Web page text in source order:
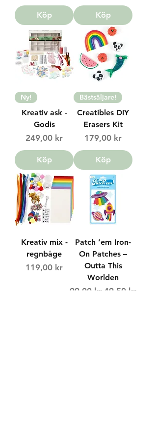
Köp Köp
Ny!
Kreativ ask -
Godis
Price
249,00 kr
Köp
Bästsäljare!
Creatibles DIY
Erasers Kit
Price
179,00 kr
Köp
Kreativ mix -
regnbåge
Price
119,00 kr
Patch ’em Iron-
On Patches –
Outta This
Worlden
Regular Price
99,00 kr Sale Price
49,50 kr